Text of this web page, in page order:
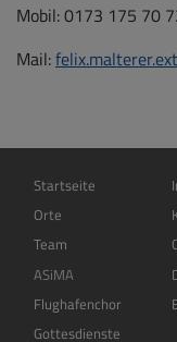
Mobil: 0173 175 70
Mail:
Hauptnavigation
Startseite
Orte
Team
ASiMA
Flughafenchor
Gottesdienste